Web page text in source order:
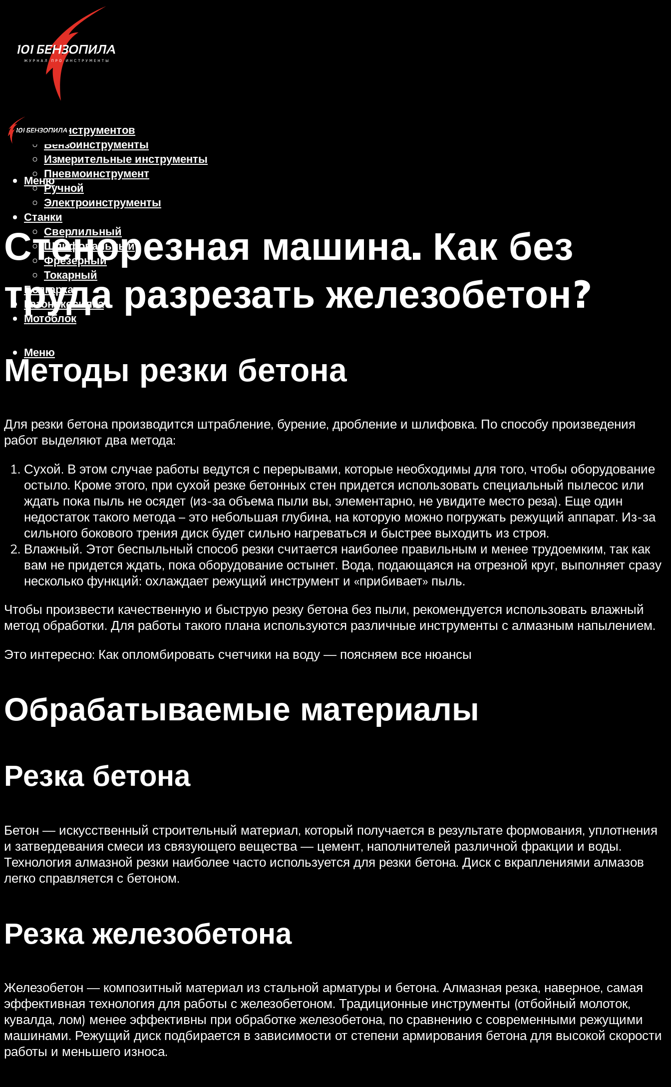
Виды инструментов
Бензоинструменты
Измерительные инструменты
Пневмоинструмент
Ручной
Электроинструменты
Станки
Сверлильный
Шлифовальный
Фрезерный
Токарный
Болгарка
Газонокосилка
Мотоблок
Меню
Меню
Стенорезная машина. Как без
труда разрезать железобетон?
Методы резки бетона
Для резки бетона производится штрабление, бурение, дробление и шлифовка. По способу произведения
работ выделяют два метода:
Сухой. В этом случае работы ведутся с перерывами, которые необходимы для того, чтобы оборудование
остыло. Кроме этого, при сухой резке бетонных стен придется использовать специальный пылесос или
ждать пока пыль не осядет (из-за объема пыли вы, элементарно, не увидите место реза). Еще один
недостаток такого метода – это небольшая глубина, на которую можно погружать режущий аппарат. Из-за
сильного бокового трения диск будет сильно нагреваться и быстрее выходить из строя.
Влажный. Этот беспыльный способ резки считается наиболее правильным и менее трудоемким, так как
вам не придется ждать, пока оборудование остынет. Вода, подающаяся на отрезной круг, выполняет сразу
несколько функций: охлаждает режущий инструмент и «прибивает» пыль.
Чтобы произвести качественную и быструю резку бетона без пыли, рекомендуется использовать влажный
метод обработки. Для работы такого плана используются различные инструменты с алмазным напылением.
Это интересно: Как опломбировать счетчики на воду — поясняем все нюансы
Обрабатываемые материалы
Резка бетона
Бетон — искусственный строительный материал, который получается в результате формования, уплотнения
и затвердевания смеси из связующего вещества — цемент, наполнителей различной фракции и воды.
Технология алмазной резки наиболее часто используется для резки бетона. Диск с вкраплениями алмазов
легко справляется с бетоном.
Резка железобетона
Железобетон — композитный материал из стальной арматуры и бетона. Алмазная резка, наверное, самая
эффективная технология для работы с железобетоном. Традиционные инструменты (отбойный молоток,
кувалда, лом) менее эффективны при обработке железобетона, по сравнению с современными режущими
машинами. Режущий диск подбирается в зависимости от степени армирования бетона для высокой скорости
работы и меньшего износа.